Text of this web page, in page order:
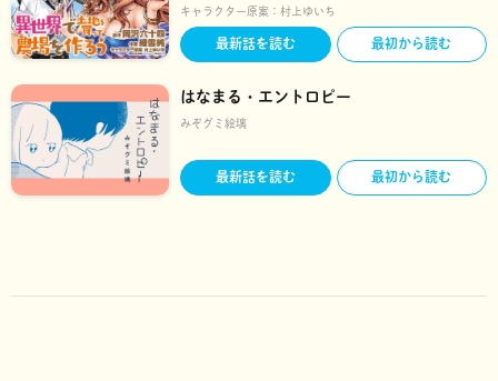
キャラクター原案： 村上ゆいち
最新話を読む 最初から読む
はなまる・エントロピー
みぞグミ絵璃
最新話を読む 最初から読む